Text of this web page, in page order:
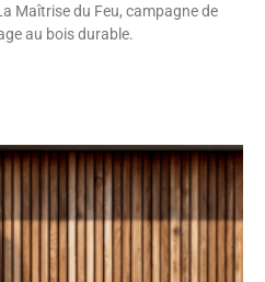
Maîtrise du Feu, campagne de
au bois durable.